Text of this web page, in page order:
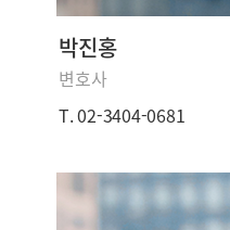
박진홍
변호사
T. 02-3404-0681